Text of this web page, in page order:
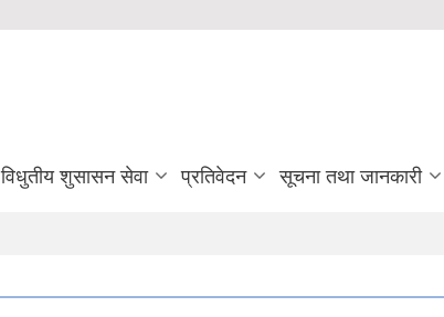
विधुतीय शुसासन सेवा प्रतिवेदन सूचना तथा जानकारी